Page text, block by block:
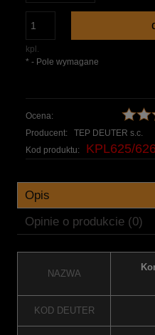
kpl.
* - Pole wymagane
Ocena:
Producent:
TEP DEUTER s.c.
Kod produktu:
KPL625/
Opis
Opinie o produkcie (0)
NAZWA
KOD DEUTER